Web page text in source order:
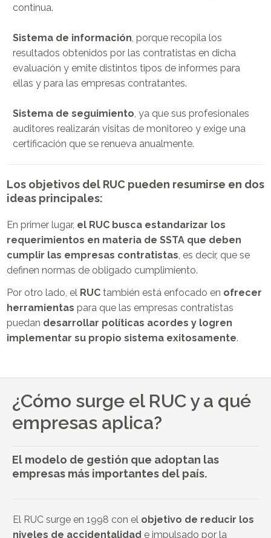
continua.
Sistema de información, porque recopila los
resultados obtenidos por las contratistas en dicha
evaluación y emite distintos tipos de informes para
ellas y para las empresas contratantes.
Sistema de seguimiento, ya que sus profesionales
auditores realizarán visitas de monitoreo y exige una
certificación que se renueva anualmente.
Los objetivos del RUC pueden resumirse en dos
ideas principales:
En primer lugar, el RUC busca estandarizar los
requerimientos en materia de SSTA que deben
cumplir las empresas contratistas, es decir, que se
definen normas de obligado cumplimiento.
Por otro lado, el RUC también está enfocado en ofrecer
herramientas para que las empresas contratistas
puedan desarrollar políticas acordes y logren
implementar su propio sistema exitosamente.
¿Cómo surge el RUC ya qué
empresas aplica?
El modelo de gestión que adoptan las
empresas más importantes del país.
El RUC surge en 1998 con el objetivo de reducir los
niveles de accidentalidad e impulsado por la